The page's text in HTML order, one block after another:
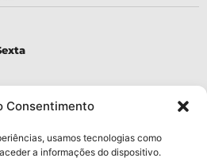
Consentimento
usamos tecnologias como
a informações do dispositivo.
à Pesquisa